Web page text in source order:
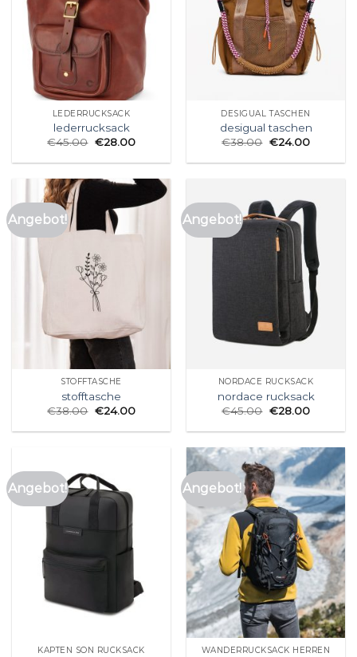
LEDERRUCKSACK
lederrucksack
€45.00 €28.00
DESIGUAL TASCHEN
desigual taschen
€38.00 €24.00
Angebot!
STOFFTASCHE
stofftasche
€38.00 €24.00
Angebot!
NORDACE RUCKSACK
nordace rucksack
€45.00 €28.00
Angebot!
KAPTEN SON RUCKSACK
Angebot!
WANDERRUCKSACK HERREN